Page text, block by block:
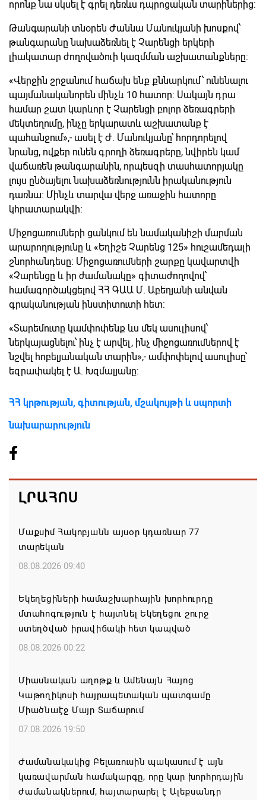
որոնք նա սկսել է գրել դեռևս դպրոցական տարիներից:
Թանգարանի տնօրեն Ժաննա Մանուկյանի խոսքով՝
թանգարանը նախաձեռնել է Չարենցի երկերի
լիակատար ժողովածուի կազմման աշխատանքները:
«Վերջին շրջանում հաճախ ենք քննարկում՝ ունենալու
պայմանականորեն մինչև 10 հատոր: Սակայն դրա
համար շատ կարևոր է Չարենցի բոլոր ձեռագրերի
մեկտեղումը, ինչը երկարատև աշխատանք է
պահանջում»,- ասել է Ժ. Մանուկյանը՝ հորդորելով
նրանց, ովքեր ունեն գրողի ձեռագրերը, նվիրեն կամ
վաճառեն թանգարանին, որպեսզի տասհատորյակը
լույս ընծայելու նախաձեռնությունն իրականություն
դառնա: Մինչև տարվա վերջ առաջին հատորը
կհրատարակվի:
Միջոցառումների ցանկում են նամականիշի մարման
արարողությունը և «Եղիշե Չարենց 125» հուշամեդալի
շնորհանդեսը: Միջոցառումների շարքը կավարտվի
«Չարենցը և իր ժամանակը» գիտաժողովով՝
համագործակցելով ՀՀ ԳԱԱ Մ. Աբեղյանի անվան
գրականության ինստիտուտի հետ:
«Տարեմուտը կամփոփենք ևս մեկ ասուլիսով՝
ներկայացնելու՝ ինչ է արվել, ինչ միջոցառումներով է
նշվել հոբելյանական տարին»,- ամփոփելով ասուլիսը՝
եզրափակել է Ա. Խզմալյանը:
ՀՀ կրթության, գիտության, մշակույթի և սպորտի
նախարարություն
ԼՐԱՀՈՍ
Մաքսիմ Հակոբյանն այսօր կդառնար 77
տարեկան
08.08.2026 09:40
Եկեղեցիների համաշխարհային խորհուրդը
մտահոգություն է հայտնել Եկեղեցու շուրջ
ստեղծված իրավիճակի հետ կապված
08.08.2026 00:22
Միասնական աղոթք և Ամենայն Հայոց
Կաթողիկոսի հայրապետական պատգամը
Միածնաէջ Մայր Տաճարում
07.08.2026 19:50
Ժամանակակից Բելառուսին պակասում է այն
կառավարման համակարգը, որը կար խորհրդային
ժամանակներում, հայտարարել է Ալեքսանդր